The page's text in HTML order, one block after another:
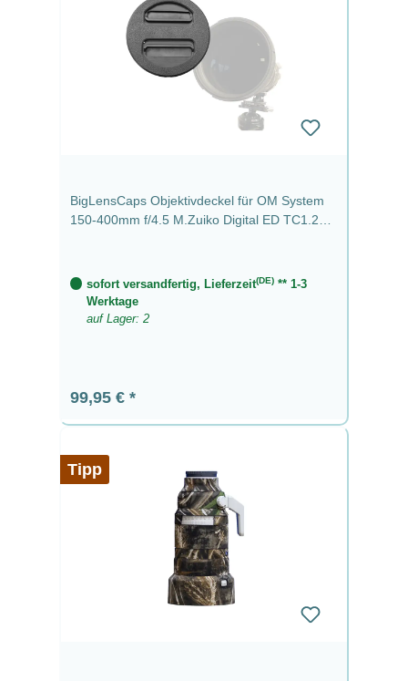
BigLensCaps Objektivdeckel für OM System
150-400mm f/4.5 M.Zuiko Digital ED TC1.25X
sofort versandfertig, Lieferzeit(DE)** 1-3
Werktage
auf Lager: 2
Regulärer Preis:
99,95 €
Tipp